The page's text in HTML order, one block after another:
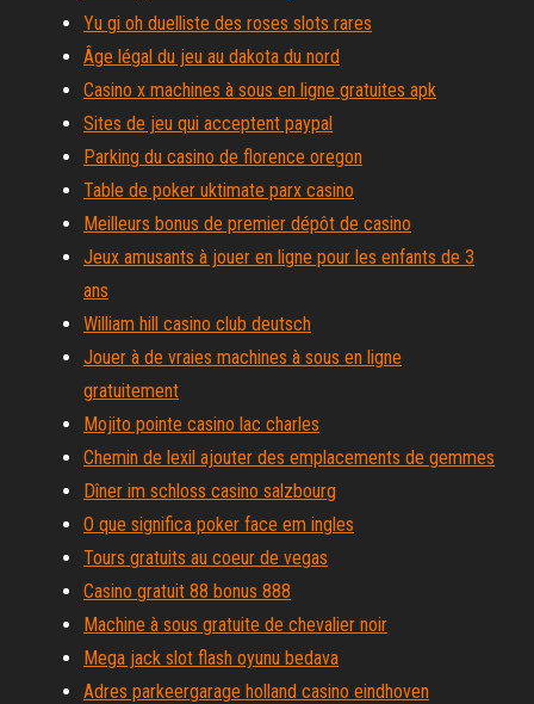
Yu gi oh duelliste des roses slots rares
Âge légal du jeu au dakota du nord
Casino x machines à sous en ligne gratuites apk
Sites de jeu qui acceptent paypal
Parking du casino de florence oregon
Table de poker uktimate parx casino
Meilleurs bonus de premier dépôt de casino
Jeux amusants à jouer en ligne pour les enfants de 3
ans
William hill casino club deutsch
Jouer à de vraies machines à sous en ligne
gratuitement
Mojito pointe casino lac charles
Chemin de lexil ajouter des emplacements de gemmes
Dîner im schloss casino salzbourg
O que significa poker face em ingles
Tours gratuits au coeur de vegas
Casino gratuit 88 bonus 888
Machine à sous gratuite de chevalier noir
Mega jack slot flash oyunu bedava
Adres parkeergarage holland casino eindhoven